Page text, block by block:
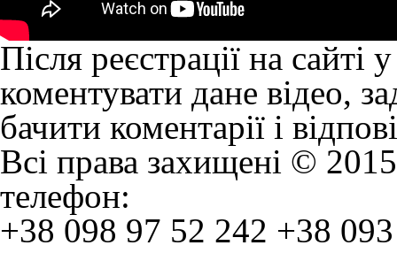
Після реєстрації на сайті
коментувати дане відео,
бачити коментарії і
Всі права захищені © 2015
телефон:
+38 098 97 52 242 +38